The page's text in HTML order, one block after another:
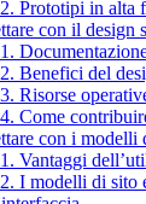
Prototipi in alta
con il design
Benefici del
Risorse
Come
con i modelli
Vantaggi
I modelli di sito